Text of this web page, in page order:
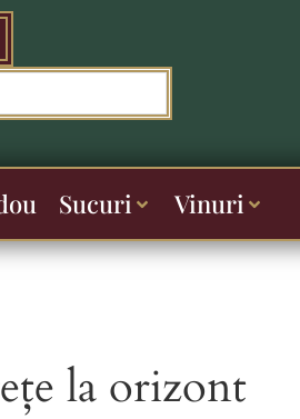
Sucuri Vinuri
la orizont